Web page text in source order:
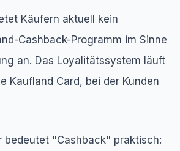
Käufern aktuell kein
Cashback-Programm im Sinne
an. Das Loyalitätssystem läuft
Kaufland Card, bei der Kunden
bedeutet "Cashback" praktisch: